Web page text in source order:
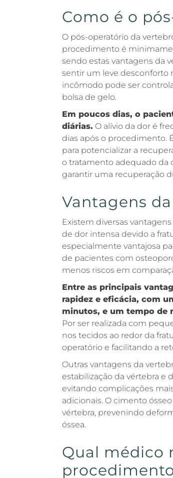
Como é o
O pós-operatório da
procedimento é
sendo estas vantagens da
sentir um leve desconforto
incômodo pode ser
bolsa de gelo.
Em poucos dias, o
diárias. O alívio da dor é
dias após o procedimento.
para potencializar a
o tratamento adequado da
garantir uma recuperação
Vantagens
Existem diversas
de dor intensa devido a
especialmente vantajosa
de pacientes com
menos riscos em
Entre as principais
rapidez e eficácia, com
minutos, e um tempo de
Por ser realizada com
nos tecidos ao redor da
operatório e facilitando a
Outras vantagens da
estabilização da vértebra e
evitando complicações
adicionais. O cimento
vértebra, prevenindo
óssea.
Qual médico